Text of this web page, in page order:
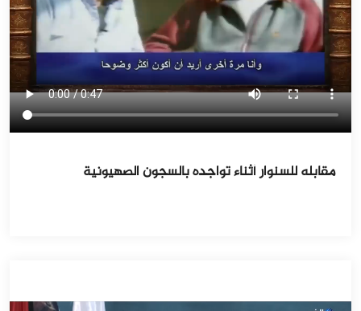
مقابله للسنوار أثناء تواجده بالسجون الصهيونية